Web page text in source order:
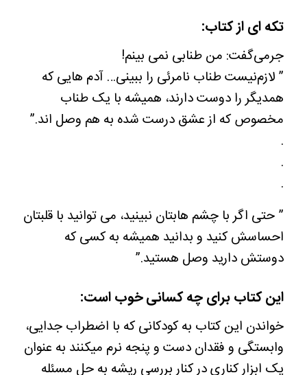
تکه ای از کتاب:
جرمی‌گفت: من طنابی نمی بینم!
” لازم‌نیست طناب نامرئی را ببینی… آدم هایی که
همدیگر را دوست دارند، همیشه با یک طناب
مخصوص که از عشق درست شده به هم وصل اند.”
.
.
.
” حتی اگر با چشم هابتان نبینید، می توانید با قلبتان
احساسش کنید و بدانید همیشه به کسی که
دوستش دارید وصل هستید.”
این کتاب برای چه کسانی خوب است:
خواندن این کتاب به کودکانی که با اضطراب جدایی،
وابستگی و فقدان دست و پنجه نرم میکنند به عنوان
یک ابزار کناری در کنار بررسی ریشه به حل مسئله